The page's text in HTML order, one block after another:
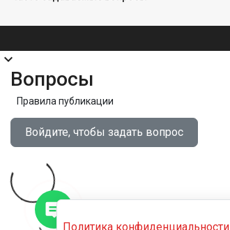
Политика конфиденциальности
expand_more
Вопросы
Правила публикации
Войдите, чтобы задать вопрос